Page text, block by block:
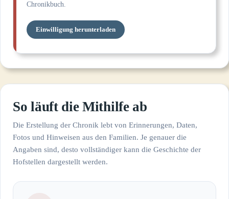
Chronikbuch.
Einwilligung herunterladen
So läuft die Mithilfe ab
Die Erstellung der Chronik lebt von Erinnerungen, Daten,
Fotos und Hinweisen aus den Familien. Je genauer die
Angaben sind, desto vollständiger kann die Geschichte der
Hofstellen dargestellt werden.